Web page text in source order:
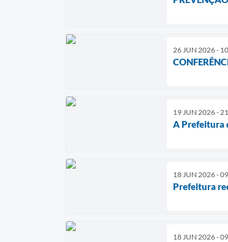
26 JUN 2026 -
19 JUN 2026 -
A Prefeitura
18 JUN 2026 -
Prefeitura
18 JUN 2026 -